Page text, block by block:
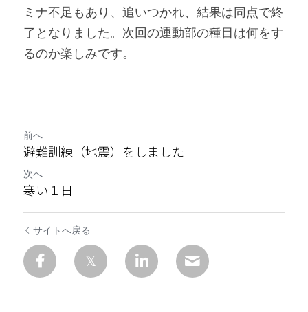
ミナ不足もあり、追いつかれ、結果は同点で終
了となりました。次回の運動部の種目は何をす
るのか楽しみです。
前へ
避難訓練（地震）をしました
次へ
寒い１日
サイトへ戻る